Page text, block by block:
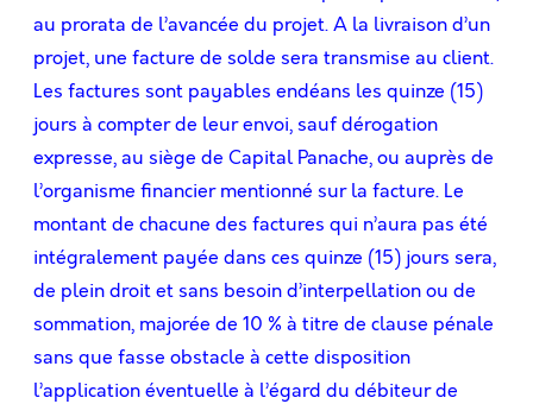
au prorata de l’avancée du projet. A la livraison d’un
projet, une facture de solde sera transmise au client.
Les factures sont payables endéans les quinze (15)
jours à compter de leur envoi, sauf dérogation
expresse, au siège de Capital Panache, ou auprès de
l’organisme ﬁnancier mentionné sur la facture. Le
montant de chacune des factures qui n’aura pas été
intégralement payée dans ces quinze (15) jours sera,
de plein droit et sans besoin d’interpellation ou de
sommation, majorée de 10 % à titre de clause pénale
sans que fasse obstacle à cette disposition
l’application éventuelle à l’égard du débiteur de